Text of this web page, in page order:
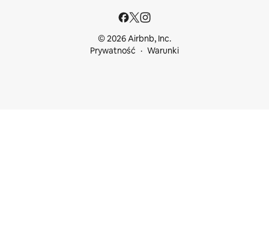
© 2026 Airbnb, Inc.
Prywatność
Warunki